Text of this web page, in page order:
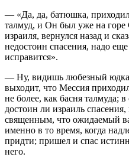
— «Да, да, батюшка,
талмуд, и Он был уже на горе
израиля, вернулся назад и
недостоин спасения, надо
исправится».
— Ну, видишь любезный
выходит, что Мессия
не более, как басня талмуда;
достоин ли израиль
священным, что ожидаемый
именно в то время, когда
придти; пришел и спас
него.